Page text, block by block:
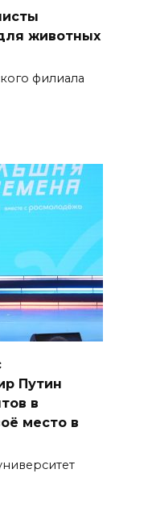
животных
филиала
Путин
в
место в